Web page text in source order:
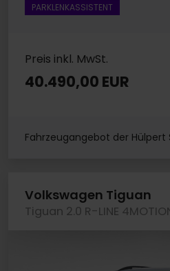
PARKLENKASSISTENT
Preis inkl. MwSt.
40.490,00 EUR
Fahrzeugangebot der Hülpert
Volkswagen Tiguan